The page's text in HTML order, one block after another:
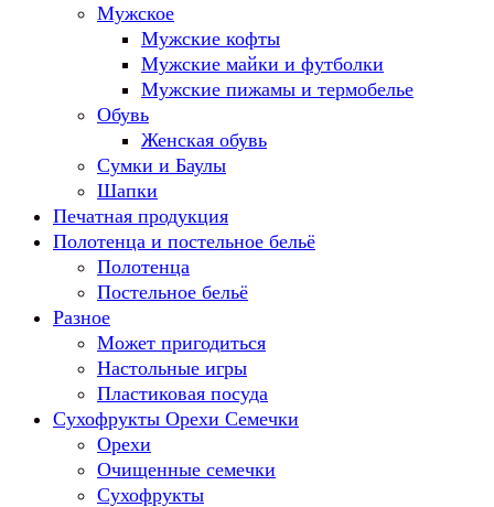
Мужское
Мужские кофты
Мужские майки и футболки
Мужские пижамы и термобелье
Обувь
Женская обувь
Сумки и Баулы
Шапки
Печатная продукция
Полотенца и постельное бельё
Полотенца
Постельное бельё
Разное
Может пригодиться
Настольные игры
Пластиковая посуда
Сухофрукты Орехи Семечки
Орехи
Очищенные семечки
Сухофрукты